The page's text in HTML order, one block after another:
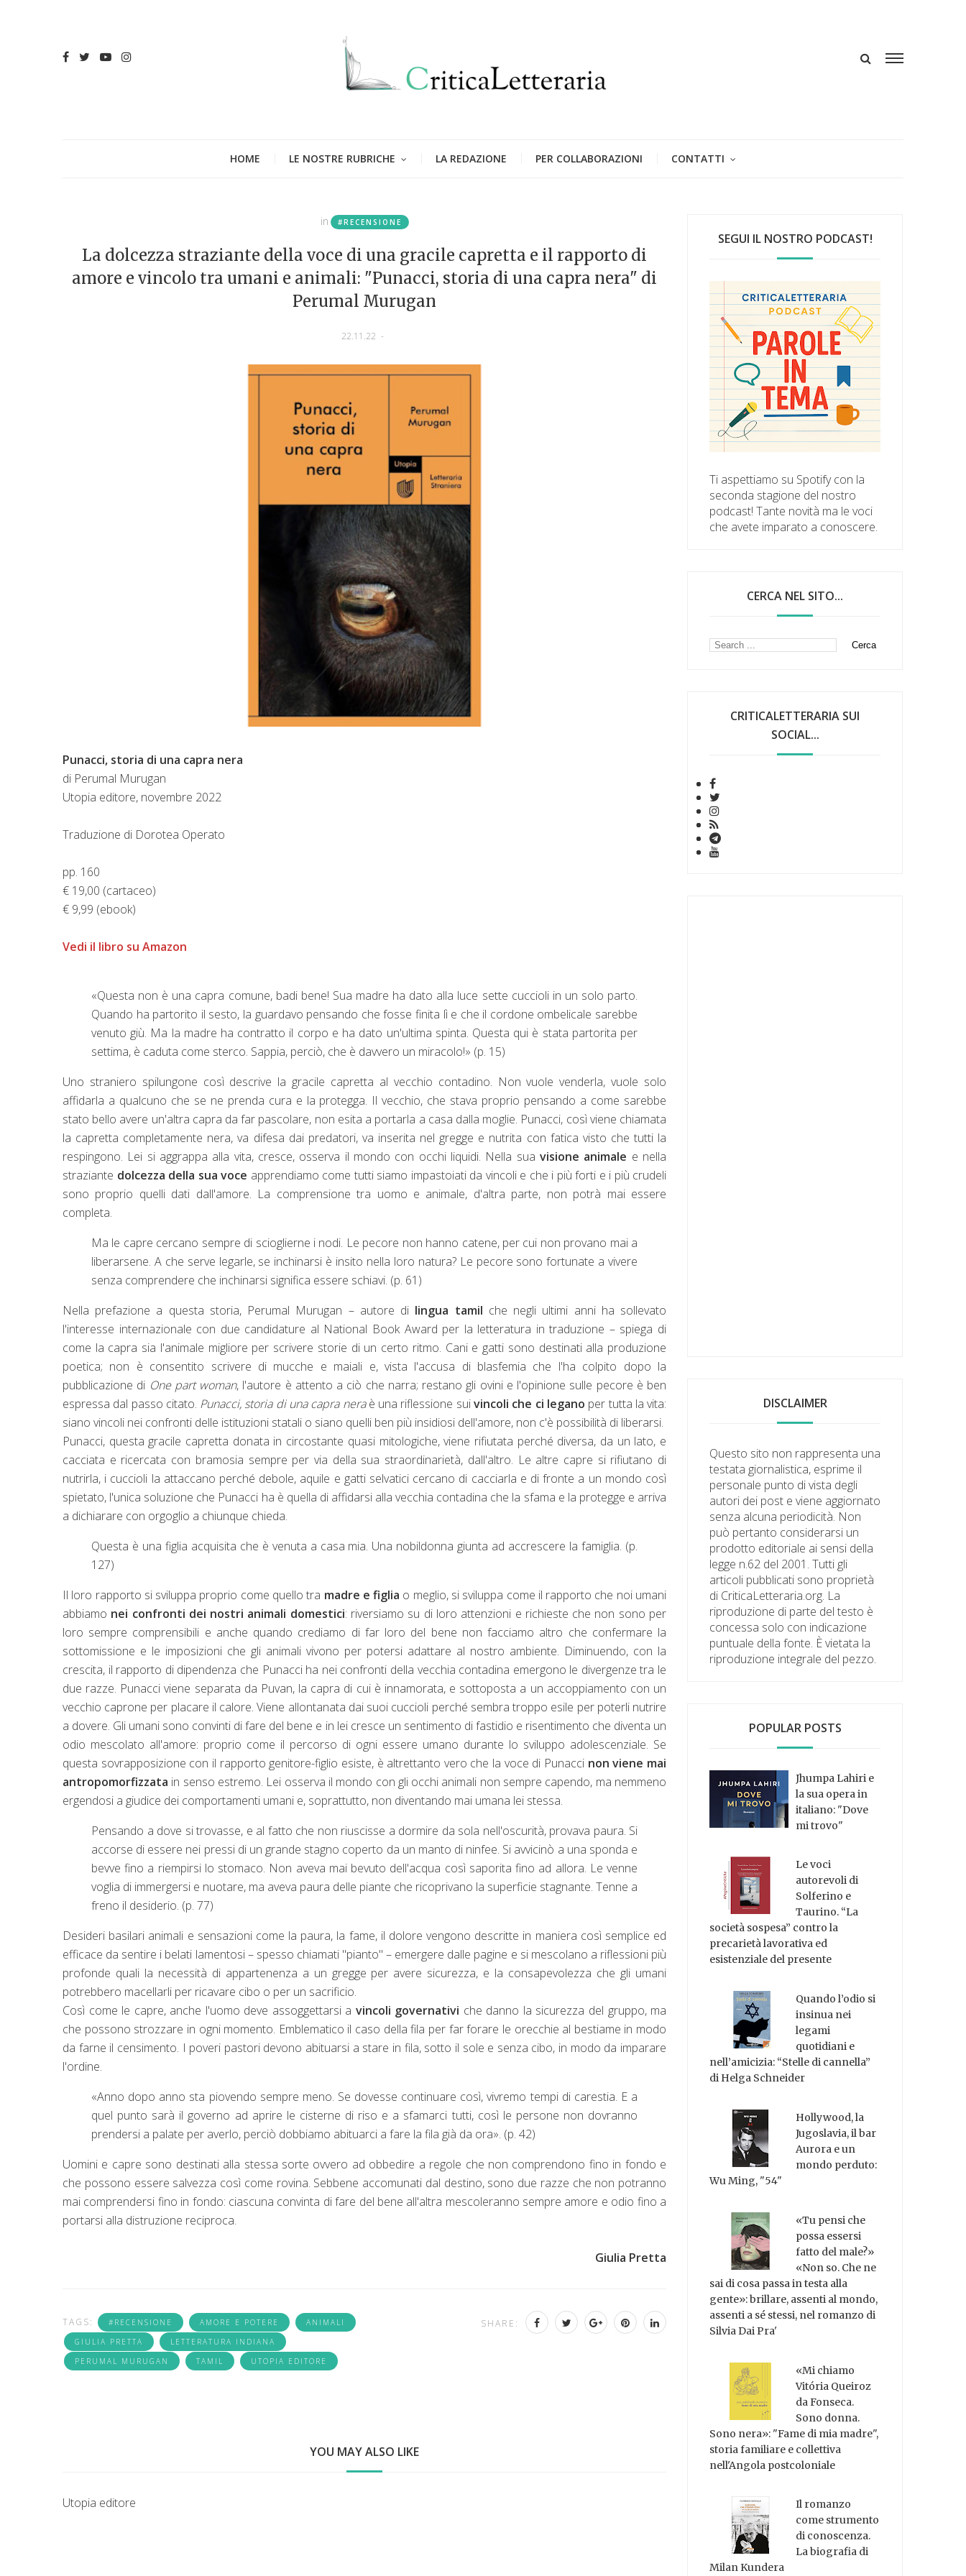
HOME LE NOSTRE RUBRICHE LA REDAZIONE PER COLLABORAZIONI CONTATTI
in #RECENSIONE
La dolcezza straziante della voce di una gracile capretta e il rapporto di
amore e vincolo tra umani e animali: "Punacci, storia di una capra nera" di
Perumal Murugan
22.11.22 -
Punacci, storia di una capra nera
di Perumal Murugan
Utopia editore, novembre 2022
Traduzione di Dorotea Operato
pp. 160
€ 19,00 (cartaceo)
€ 9,99 (ebook)
Vedi il libro su Amazon
«Questa non è una capra comune, badi bene! Sua madre ha dato alla luce sette cuccioli in un solo parto.
Quando ha partorito il sesto, la guardavo pensando che fosse finita lì e che il cordone ombelicale sarebbe
venuto giù. Ma la madre ha contratto il corpo e ha dato un'ultima spinta. Questa qui è stata partorita per
settima, è caduta come sterco. Sappia, perciò, che è davvero un miracolo!» (p. 15)
Uno straniero spilungone così descrive la gracile capretta al vecchio contadino. Non vuole venderla, vuole solo
affidarla a qualcuno che se ne prenda cura e la protegga. Il vecchio, che stava proprio pensando a come sarebbe
stato bello avere un'altra capra da far pascolare, non esita a portarla a casa dalla moglie. Punacci, così viene chiamata
la capretta completamente nera, va difesa dai predatori, va inserita nel gregge e nutrita con fatica visto che tutti la
respingono. Lei si aggrappa alla vita, cresce, osserva il mondo con occhi liquidi. Nella suavisione animale e nella
straziante dolcezza della sua voce apprendiamo come tutti siamo impastoiati da vincoli e che i più forti e i più crudeli
sono proprio quelli dati dall'amore. La comprensione tra uomo e animale, d'altra parte, non potrà mai essere
completa.
Ma le capre cercano sempre di scioglierne i nodi. Le pecore non hanno catene, per cui non provano mai a
liberarsene. A che serve legarle, se inchinarsi è insito nella loro natura? Le pecore sono fortunate a vivere
senza comprendere che inchinarsi significa essere schiavi. (p. 61)
Nella prefazione a questa storia, Perumal Murugan – autore di lingua tamil che negli ultimi anni ha sollevato
l'interesse internazionale con due candidature al National Book Award per la letteratura in traduzione – spiega di
come la capra sia l'animale migliore per scrivere storie di un certo ritmo. Cani e gatti sono destinati alla produzione
poetica; non è consentito scrivere di mucche e maiali e, vista l'accusa di blasfemia che l'ha colpito dopo la
pubblicazione di One part woman, l'autore è attento a ciò che narra; restano gli ovini e l'opinione sulle pecore è ben
espressa dal passo citato. Punacci, storia di una capra neraè una riflessione suivincoli che ci legano per tutta la vita:
siano vincoli nei confronti delle istituzioni statali o siano quelli ben più insidiosi dell'amore, non c'è possibilità di liberarsi.
Punacci, questa gracile capretta donata in circostante quasi mitologiche, viene rifiutata perché diversa, da un lato, e
cacciata e ricercata con bramosia sempre per via della sua straordinarietà, dall'altro. Le altre capre si rifiutano di
nutrirla, i cuccioli la attaccano perché debole, aquile e gatti selvatici cercano di cacciarla e di fronte a un mondo così
spietato, l'unica soluzione che Punacci ha è quella di affidarsi alla vecchia contadina che la sfama e la protegge e arriva
a dichiarare con orgoglio a chiunque chieda.
Questa è una figlia acquisita che è venuta a casa mia. Una nobildonna giunta ad accrescere la famiglia. (p.
127)
Il loro rapporto si sviluppa proprio come quello tra madre e figlia o meglio, si sviluppa come il rapporto che noi umani
abbiamo nei confronti dei nostri animali domestici: riversiamo su di loro attenzioni e richieste che non sono per
loro sempre comprensibili e anche quando crediamo di far loro del bene non facciamo altro che confermare la
sottomissione e le imposizioni che gli animali vivono per potersi adattare al nostro ambiente. Diminuendo, con la
crescita, il rapporto di dipendenza che Punacci ha nei confronti della vecchia contadina emergono le divergenze tra le
due razze. Punacci viene separata da Puvan, la capra di cui è innamorata, e sottoposta a un accoppiamento con un
vecchio caprone per placare il calore. Viene allontanata dai suoi cuccioli perché sembra troppo esile per poterli nutrire
a dovere. Gli umani sono convinti di fare del bene e in lei cresce un sentimento di fastidio e risentimento che diventa un
odio mescolato all'amore: proprio come il percorso di ogni essere umano durante lo sviluppo adolescenziale. Se
questa sovrapposizione con il rapporto genitore-figlio esiste, è altrettanto vero che la voce di Punacci non viene mai
antropomorfizzata in senso estremo. Lei osserva il mondo con gli occhi animali non sempre capendo, ma nemmeno
ergendosi a giudice dei comportamenti umani e, soprattutto, non diventando mai umana lei stessa.
Pensando a dove si trovasse, e al fatto che non riuscisse a dormire da sola nell'oscurità, provava paura. Si
accorse di essere nei pressi di un grande stagno coperto da un manto di ninfee. Si avvicinò a una sponda e
bevve fino a riempirsi lo stomaco. Non aveva mai bevuto dell'acqua così saporita fino ad allora. Le venne
voglia di immergersi e nuotare, ma aveva paura delle piante che ricoprivano la superficie stagnante. Tenne a
freno il desiderio. (p. 77)
Desideri basilari animali e sensazioni come la paura, la fame, il dolore vengono descritte in maniera così semplice ed
efficace da sentire i belati lamentosi – spesso chiamati "pianto" – emergere dalle pagine e si mescolano a riflessioni più
profonde quali la necessità di appartenenza a un gregge per avere sicurezza, e la consapevolezza che gli umani
potrebbero macellarli per ricavare cibo o per un sacrificio.
Così come le capre, anche l'uomo deve assoggettarsi a vincoli governativi che danno la sicurezza del gruppo, ma
che possono strozzare in ogni momento. Emblematico il caso della fila per far forare le orecchie al bestiame in modo
da farne il censimento. I poveri pastori devono abituarsi a stare in fila, sotto il sole e senza cibo, in modo da imparare
l'ordine.
«Anno dopo anno sta piovendo sempre meno. Se dovesse continuare così, vivremo tempi di carestia. E a
quel punto sarà il governo ad aprire le cisterne di riso e a sfamarci tutti, così le persone non dovranno
prendersi a palate per averlo, perciò dobbiamo abituarci a fare la fila già da ora». (p. 42)
Uomini e capre sono destinati alla stessa sorte ovvero ad obbedire a regole che non comprendono fino in fondo e
che possono essere salvezza così come rovina. Sebbene accomunati dal destino, sono due razze che non potranno
mai comprendersi fino in fondo: ciascuna convinta di fare del bene all'altra mescoleranno sempre amore e odio fino a
portarsi alla distruzione reciproca.
Giulia Pretta
TAGS: #RECENSIONE AMORE E POTERE
ANIMALI
GIULIA PRETTA
LETTERATURA INDIANA
PERUMAL MURUGAN
TAMIL UTOPIA EDITORE
SHARE:
YOU MAY ALSO LIKE
Utopia editore
SEGUI IL NOSTRO PODCAST!
Ti aspettiamo su Spotify con la
seconda stagione del nostro
podcast! Tante novità ma le voci
che avete imparato a conoscere.
CERCA NEL SITO...
CRITICALETTERARIA SUI
SOCIAL...
DISCLAIMER
Questo sito non rappresenta una
testata giornalistica, esprime il
personale punto di vista degli
autori dei post e viene aggiornato
senza alcuna periodicità. Non
può pertanto considerarsi un
prodotto editoriale ai sensi della
legge n.62 del 2001. Tutti gli
articoli pubblicati sono proprietà
di CriticaLetteraria.org. La
riproduzione di parte del testo è
concessa solo con indicazione
puntuale della fonte. È vietata la
riproduzione integrale del pezzo.
POPULAR POSTS
Jhumpa Lahiri e
la sua opera in
italiano: "Dove
mi trovo"
Le voci
autorevoli di
Solferino e
Taurino. “La
società sospesa” contro la
precarietà lavorativa ed
esistenziale del presente
Quando l’odio si
insinua nei
legami
quotidiani e
nell’amicizia: “Stelle di cannella”
di Helga Schneider
Hollywood, la
Jugoslavia, il bar
Aurora e un
mondo perduto:
Wu Ming, "54"
«Tu pensi che
possa essersi
fatto del male?»
«Non so. Che ne
sai di cosa passa in testa alla
gente»: brillare, assenti al mondo,
assenti a sé stessi, nel romanzo di
Silvia Dai Pra'
«Mi chiamo
Vitória Queiroz
da Fonseca.
Sono donna.
Sono nera»: "Fame di mia madre",
storia familiare e collettiva
nell'Angola postcoloniale
Il romanzo
come strumento
di conoscenza.
La biografia di
Milan Kundera